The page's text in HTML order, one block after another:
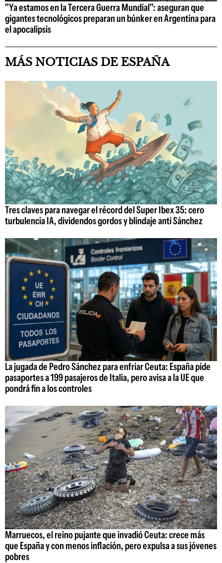
"Ya estamos en la Tercera Guerra Mundial": aseguran que
gigantes tecnológicos preparan un búnker en Argentina para
el apocalipsis
MÁS NOTICIAS DE ESPAÑA
Tres claves para navegar el récord del Super Ibex 35: cero
turbulencia IA, dividendos gordos y blindaje anti Sánchez
La jugada de Pedro Sánchez para enfriar Ceuta: España pide
pasaportes a 199 pasajeros de Italia, pero avisa a la UE que
pondrá fin a los controles
Marruecos, el reino pujante que invadió Ceuta: crece más
que España y con menos inflación, pero expulsa a sus jóvenes
pobres